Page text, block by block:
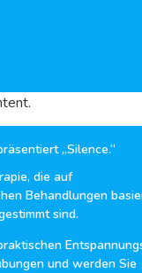
„Silence.“
die auf
Behandlungen
sind.
und werden Sie